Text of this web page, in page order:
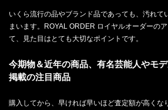
いくら流行の品やブランド品であっても、汚れて
まいます。ROYAL ORDER ロイヤルオーダーの
て、見た目はとても大切なポイントです。
今期物＆近年の商品、有名芸能人やモ
掲載の注目商品
購入してから、早ければ早いほど査定額が高くな